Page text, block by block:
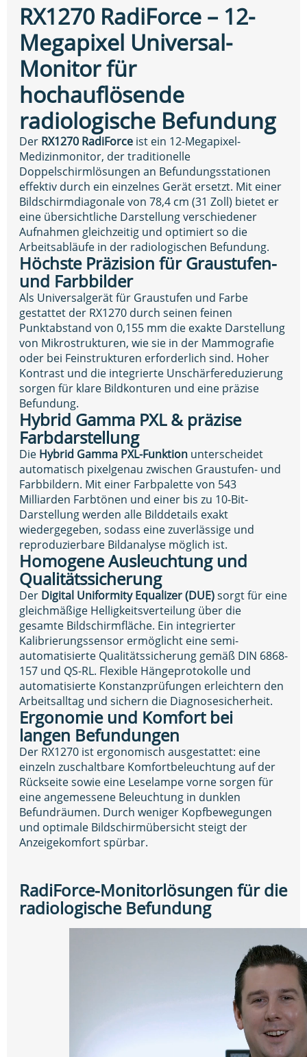
RX1270 RadiForce – 12-
Megapixel Universal-
Monitor für
hochauflösende
radiologische Befundung
Der RX1270 RadiForce ist ein 12-Megapixel-
Medizinmonitor, der traditionelle
Doppelschirmlösungen an Befundungsstationen
effektiv durch ein einzelnes Gerät ersetzt. Mit einer
Bildschirmdiagonale von 78,4 cm (31 Zoll) bietet er
eine übersichtliche Darstellung verschiedener
Aufnahmen gleichzeitig und optimiert so die
Arbeitsabläufe in der radiologischen Befundung.
Höchste Präzision für Graustufen-
und Farbbilder
Als Universalgerät für Graustufen und Farbe
gestattet der RX1270 durch seinen feinen
Punktabstand von 0,155 mm die exakte Darstellung
von Mikrostrukturen, wie sie in der Mammografie
oder bei Feinstrukturen erforderlich sind. Hoher
Kontrast und die integrierte Unschärfereduzierung
sorgen für klare Bildkonturen und eine präzise
Befundung.
Hybrid Gamma PXL & präzise
Farbdarstellung
Die Hybrid Gamma PXL-Funktion unterscheidet
automatisch pixelgenau zwischen Graustufen- und
Farbbildern. Mit einer Farbpalette von 543
Milliarden Farbtönen und einer bis zu 10-Bit-
Darstellung werden alle Bilddetails exakt
wiedergegeben, sodass eine zuverlässige und
reproduzierbare Bildanalyse möglich ist.
Homogene Ausleuchtung und
Qualitätssicherung
Der Digital Uniformity Equalizer (DUE)sorgt für eine
gleichmäßige Helligkeitsverteilung über die
gesamte Bildschirmfläche. Ein integrierter
Kalibrierungssensor ermöglicht eine semi-
automatisierte Qualitätssicherung gemäß DIN 6868-
157 und QS-RL. Flexible Hängeprotokolle und
automatisierte Konstanzprüfungen erleichtern den
Arbeitsalltag und sichern die Diagnosesicherheit.
Ergonomie und Komfort bei
langen Befundungen
Der RX1270 ist ergonomisch ausgestattet: eine
einzeln zuschaltbare Komfortbeleuchtung auf der
Rückseite sowie eine Leselampe vorne sorgen für
eine angemessene Beleuchtung in dunklen
Befundräumen. Durch weniger Kopfbewegungen
und optimale Bildschirmübersicht steigt der
Anzeigekomfort spürbar.
RadiForce-Monitorlösungen für die
radiologische Befundung